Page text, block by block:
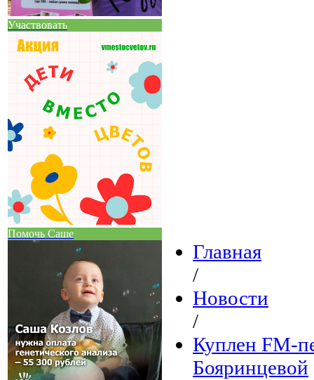
Участвовать
Помочь Саше
Главная
/
Новости
/
Куплен FM-
Бояринцевой